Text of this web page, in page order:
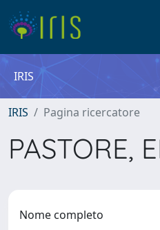
IRIS
IRIS Pagina ricercatore
PASTORE,
Nome completo